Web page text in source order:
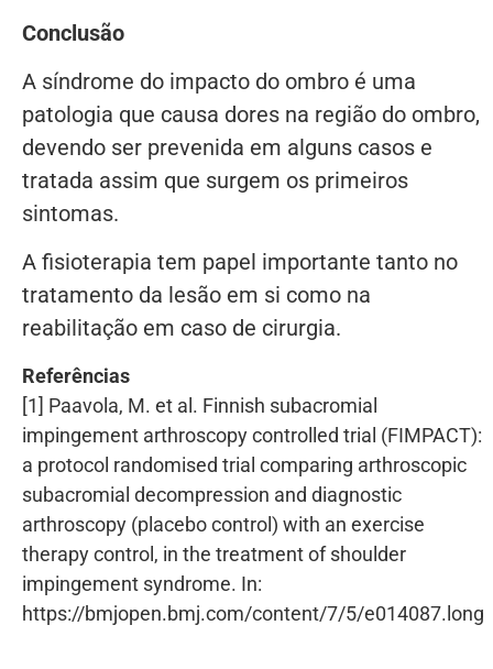
Conclusão
A síndrome do impacto do ombro é uma
patologia que causa dores na região do ombro,
devendo ser prevenida em alguns casos e
tratada assim que surgem os primeiros
sintomas.
A fisioterapia tem papel importante tanto no
tratamento da lesão em si como na
reabilitação em caso de cirurgia.
Referências
[1] Paavola, M. et al. Finnish subacromial
impingement arthroscopy controlled trial (FIMPACT):
a protocol randomised trial comparing arthroscopic
subacromial decompression and diagnostic
arthroscopy (placebo control) with an exercise
therapy control, in the treatment of shoulder
impingement syndrome. In:
https://bmjopen.bmj.com/content/7/5/e014087.long